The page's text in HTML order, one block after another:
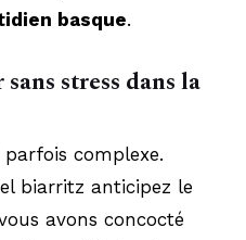
basque.
stress dans la
complexe.
biarritz anticipez le
avons concocté